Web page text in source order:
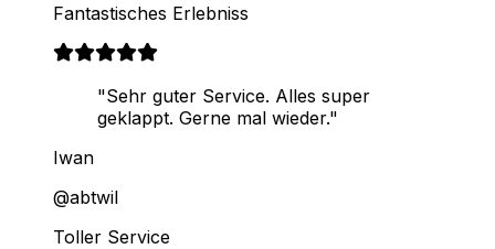
Fantastisches Erlebniss
"Sehr guter Service. Alles super
geklappt. Gerne mal wieder."
Iwan
@abtwil
Toller Service